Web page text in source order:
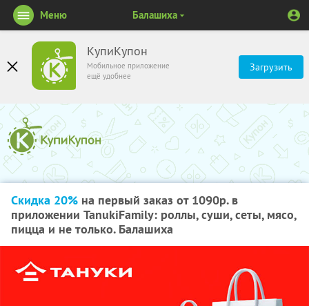
КупиКупон
Мобильное приложение
ещё удобнее
Загрузить
Меню Балашиха
Скидка 20% на первый заказ от 1090р. в
приложении TanukiFamily: роллы, суши, сеты, мясо,
пицца и не только. Балашиха